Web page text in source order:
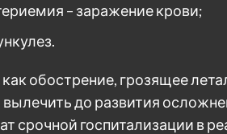
– заражение крови;
обострение, грозящее
вылечить до развития
срочной госпитализации в